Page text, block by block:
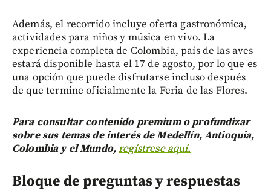
Además, el recorrido incluye oferta gastronómica,
actividades para niños y música en vivo. La
experiencia completa de Colombia, país de las aves
estará disponible hasta el 17 de agosto, por lo que es
una opción que puede disfrutarse incluso después
de que termine oficialmente la Feria de las Flores.
Para consultar contenido premium o profundizar
sobre sus temas de interés de Medellín, Antioquia,
Colombia y el Mundo,regístrese aquí.
Bloque de preguntas y respuestas